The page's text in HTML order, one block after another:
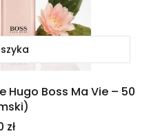
Hugo Boss Ma Vie – 50
zł